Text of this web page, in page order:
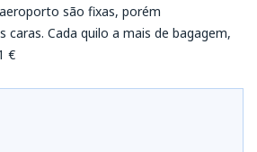
são fixas, porém
caras. Cada quilo a mais de bagagem,
€